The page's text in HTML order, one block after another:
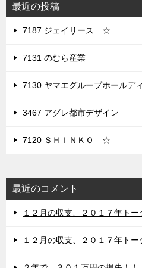
最近の投稿
7187 ジェイリース ☆
7131 のむら産業
7130 ヤマエグループホール
3467 アグレ都市デザイン
7120 ＳＨＩＮＫＯ ☆
最近のコメント
１２月の収支、２０１７年トー
１２月の収支、２０１７年トー